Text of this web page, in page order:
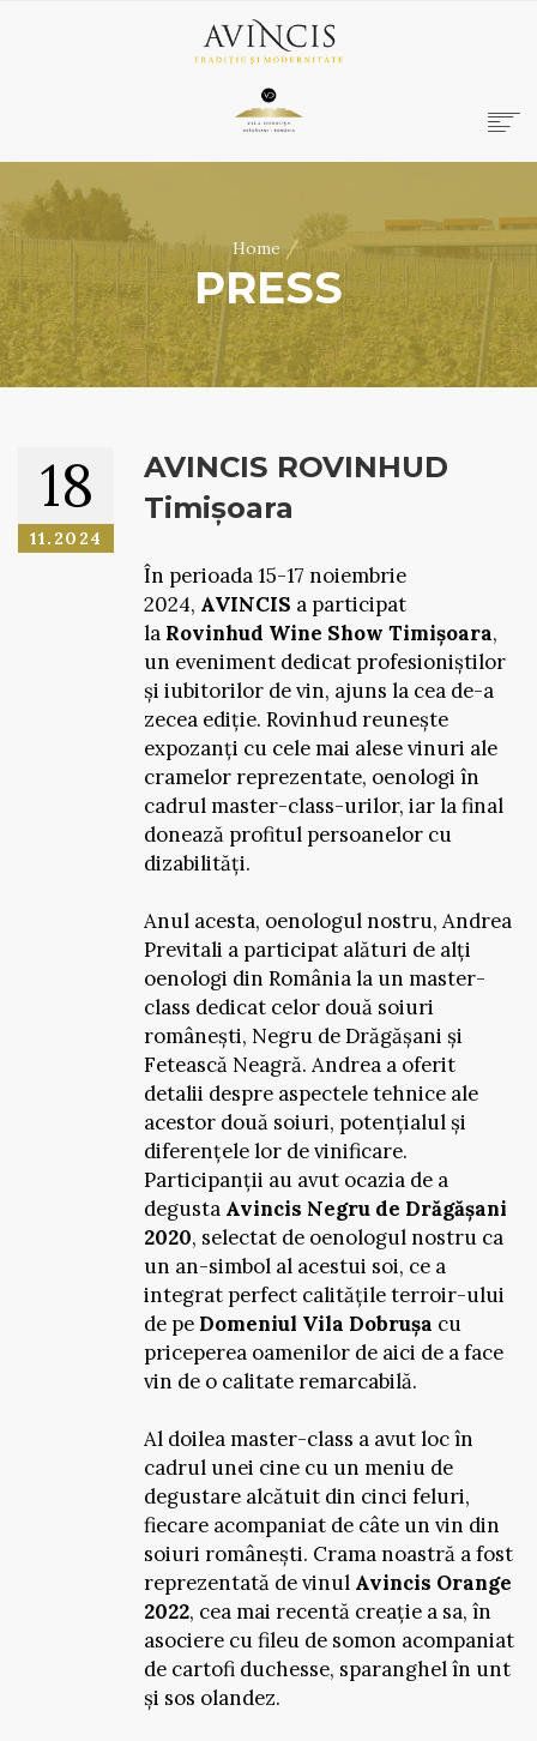
HOME
ONLINE SHOP
BOOKINGS
VILA DOBRUȘA
CONTACT
Home /
PRESS
18
11.2024
AVINCIS ROVINHUD
Timișoara
În perioada 15-17 noiembrie
2024, AVINCIS a participat
la Rovinhud Wine Show Timișoara,
un eveniment dedicat profesioniștilor
și iubitorilor de vin, ajuns la cea de-a
zecea ediție. Rovinhud reunește
expozanți cu cele mai alese vinuri ale
cramelor reprezentate, oenologi în
cadrul master-class-urilor, iar la final
donează profitul persoanelor cu
dizabilități.
Anul acesta, oenologul nostru, Andrea
Previtali a participat alături de alți
oenologi din România la un master-
class dedicat celor două soiuri
românești, Negru de Drăgășani și
Fetească Neagră. Andrea a oferit
detalii despre aspectele tehnice ale
acestor două soiuri, potențialul și
diferențele lor de vinificare.
Participanții au avut ocazia de a
degusta Avincis Negru de Drăgășani
2020, selectat de oenologul nostru ca
un an-simbol al acestui soi, ce a
integrat perfect calitățile terroir-ului
de pe Domeniul Vila Dobrușa cu
priceperea oamenilor de aici de a face
vin de o calitate remarcabilă.
Al doilea master-class a avut loc în
cadrul unei cine cu un meniu de
degustare alcătuit din cinci feluri,
fiecare acompaniat de câte un vin din
soiuri românești. Crama noastră a fost
reprezentată de vinul Avincis Orange
2022, cea mai recentă creație a sa, în
asociere cu fileu de somon acompaniat
de cartofi duchesse, sparanghel în unt
și sos olandez.